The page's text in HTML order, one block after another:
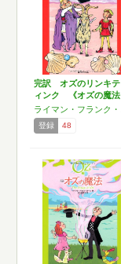
完訳 オズのリンキテ
ィンク 《オズの魔法
使い…
登録 48